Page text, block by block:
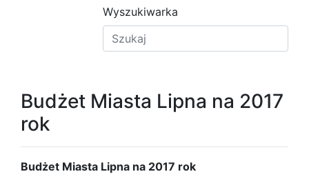
Wyszukiwarka
Budżet Miasta Lipna na 2017
rok
Budżet Miasta Lipna na 2017 rok